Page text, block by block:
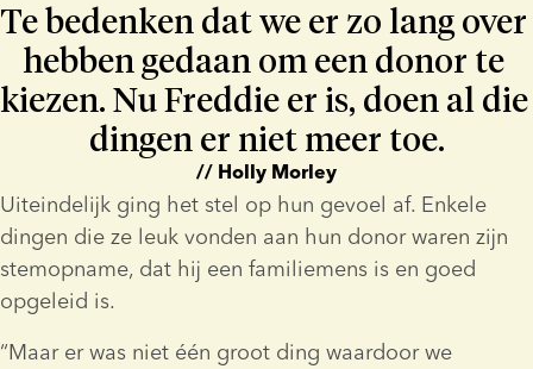
Te bedenken dat we er zo lang over
hebben gedaan om een donor te
kiezen. Nu Freddie er is, doen al die
dingen er niet meer toe.
// Holly Morley
Uiteindelijk ging het stel op hun gevoel af. Enkele
dingen die ze leuk vonden aan hun donor waren zijn
stemopname, dat hij een familiemens is en goed
opgeleid is.
“Maar er was niet één groot ding waardoor we